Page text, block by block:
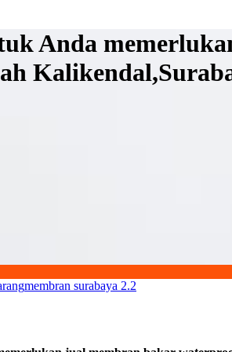
Anda
membran surabaya 2.2